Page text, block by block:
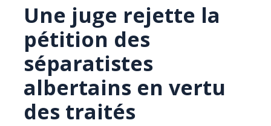
Une juge rejette la
pétition des
séparatistes
albertains en vertu
des traités